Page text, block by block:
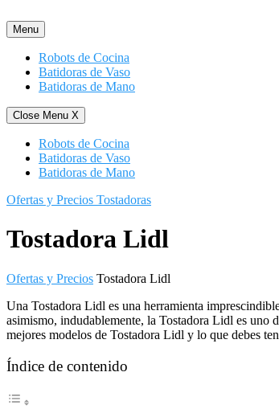
al
contenido
Menu
Robots de Cocina
Batidoras de Vaso
Batidoras de Mano
Close Menu X
Robots de Cocina
Batidoras de Vaso
Batidoras de Mano
Ofertas y Precios Tostadoras
Tostadora Lidl
Ofertas y Precios Tostadora Lidl
Una Tostadora Lidl es una herramienta
asimismo, indudablemente, la Tostadora Lidl es uno
mejores modelos de Tostadora Lidl y lo que debes
Índice de contenido